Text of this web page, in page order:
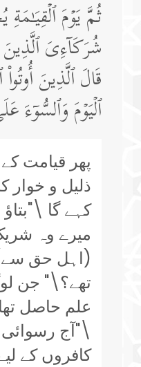
ثُمَّ یَوۡمَ
شُرَكَاۤءِیَ
قَالَ ٱلَّذِینَ
ٱلۡیَوۡمَ وَٱلسُّوۤءَ
پھر قیامت کے
ذلیل و خوار
کہے گا
میرے وہ
(اہل حق سے)
تھے؟\" جن
علم حاصل
\"آج رسوائی
کافروں کے